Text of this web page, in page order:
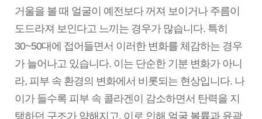
거울을 볼 때 얼굴이 예전보다 꺼져 보이거나 주름이
도드라져 보인다고 느끼는 경우가 많습니다. 특히
30~50대에 접어들면서 이러한 변화를 체감하는 경우
가 늘어나고 있습니다. 이는 단순한 기분 변화가 아니
라, 피부 속 환경의 변화에서 비롯되는 현상입니다. 나
이가 들수록 피부 속 콜라겐이 감소하면서 탄력을 지
탱하던 구조가 약해지고, 이로 인해 얼굴 볼륨과 윤곽